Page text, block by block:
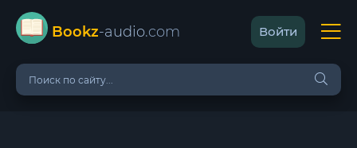
Bookz-audio.com Войти